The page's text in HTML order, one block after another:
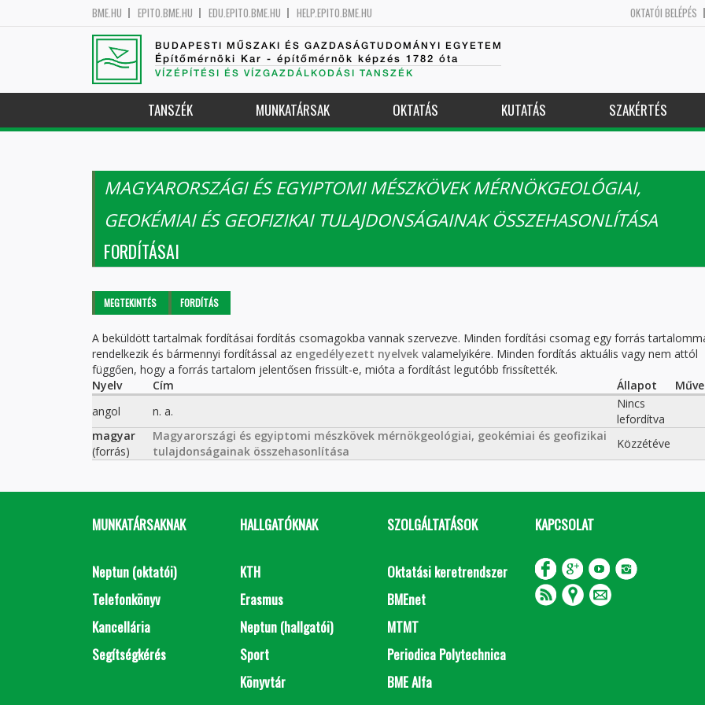
BME.HU EPITO.BME.HU EDU.EPITO.BME.HU HELP.EPITO.BME.HU OKTATÓI BELÉPÉS
BUDAPESTI MŰSZAKI ÉS GAZDASÁGTUDOMÁNYI EGYETEM
Építőmérnöki Kar - építőmérnök képzés 1782 óta
VÍZÉPÍTÉSI ÉS VÍZGAZDÁLKODÁSI TANSZÉK
TANSZÉK MUNKATÁRSAK OKTATÁS KUTATÁS SZAKÉRTÉS
MAGYARORSZÁGI ÉS EGYIPTOMI MÉSZKÖVEK MÉRNÖKGEOLÓGIAI,
GEOKÉMIAI ÉS GEOFIZIKAI TULAJDONSÁGAINAK ÖSSZEHASONLÍTÁSA
FORDÍTÁSAI
Elsődleges fülek
MEGTEKINTÉS FORDÍTÁS
A beküldött tartalmak fordításai fordítás csomagokba vannak szervezve. Minden fordítási csomag egy forrás
rendelkezik és bármennyi fordítással az engedélyezett nyelvek valamelyikére. Minden fordítás aktuális vagy nem attól
függően, hogy a forrás tartalom jelentősen frissült-e, mióta a fordítást legutóbb frissítették.
Nyelv
Cím Állapot
angol
n. a.
Nincs
lefordítva
magyar
(forrás)
Magyarországi és egyiptomi mészkövek mérnökgeológiai, geokémiai és geofizikai
tulajdonságainak összehasonlítása
Közzétéve
MUNKATÁRSAKNAK
Neptun (oktatói)
Telefonkönyv
Kancellária
Segítségkérés
HALLGATÓKNAK
KTH
Erasmus
Neptun (hallgatói)
Sport
Könyvtár
SZOLGÁLTATÁSOK
Oktatási keretrendszer
BMEnet
MTMT
Periodica Polytechnica
BME Alfa
KAPCSOLAT